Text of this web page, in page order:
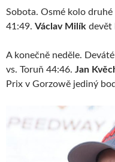
Sobota. Osmé kolo druhé
41:49. Václav Milík devět
A konečně neděle.
vs. Toruň 44:46. Jan
Prix v Gorzowě jediný